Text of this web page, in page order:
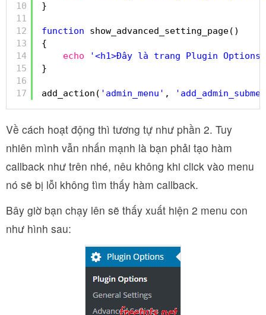
10
11
12
13
14
15
16
17
}
function
show_advanced_setting_page()
{
echo
'<h1>Đây là trang Plugin Options
}
add_action( 'admin_menu' ,
Về cách hoạt động thì tương tự như phần 2. Tuy
nhiên mình vẫn nhấn mạnh là bạn phải tạo hàm
callback như trên nhé, nêu không khi click vào menu
nó sẽ bị lỗi không tìm thấy hàm callback.
Bây giờ bạn chạy lên sẽ thấy xuất hiện 2 menu con
như hình sau: